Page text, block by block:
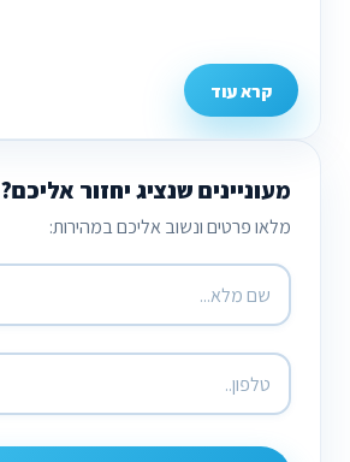
קרא עוד
מעוניינים שנציג יחזור אליכם?
מלאו פרטים ונשוב אליכם במהירות: